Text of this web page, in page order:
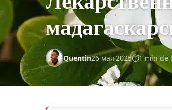
Quentin26 мая 2025 1 min de